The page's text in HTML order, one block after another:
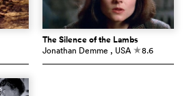
The Silence of the Lambs
Jonathan Demme , USA c8.6